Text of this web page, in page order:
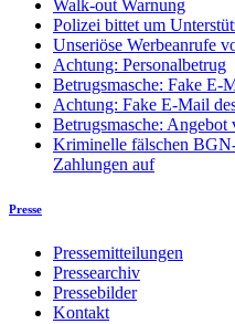
Walk-out Warnung
Polizei bittet um
Unseriöse Werbeanrufe
Achtung: Personalbetrug
Betrugsmasche: Fake E-
Achtung: Fake E-Mail
Betrugsmasche:
Kriminelle fälschen
Zahlungen auf
Presse
Pressemitteilungen
Pressearchiv
Pressebilder
Kontakt